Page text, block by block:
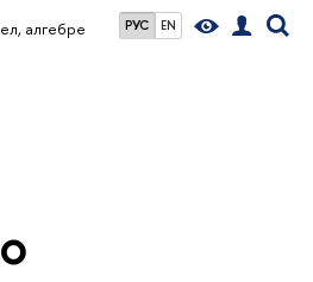
РУС EN
алгебре